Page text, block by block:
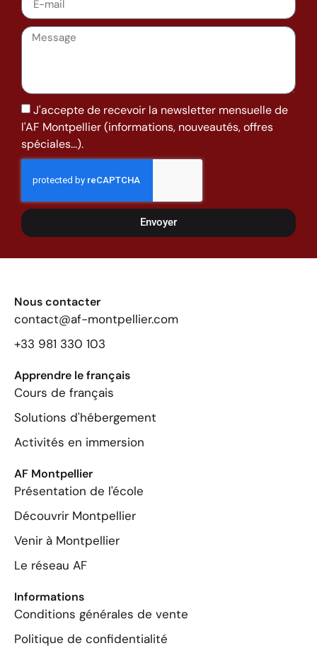
J'accepte de recevoir la newsletter mensuelle de
l'AF Montpellier (informations, nouveautés, offres
spéciales...).
Envoyer
Nous contacter
contact@af-montpellier.com
+33 981 330 103
Apprendre le français
Cours de français
Solutions d'hébergement
Activités en immersion
AF Montpellier
Présentation de l'école
Découvrir Montpellier
Venir à Montpellier
Le réseau AF
Informations
Conditions générales de vente
Politique de confidentialité